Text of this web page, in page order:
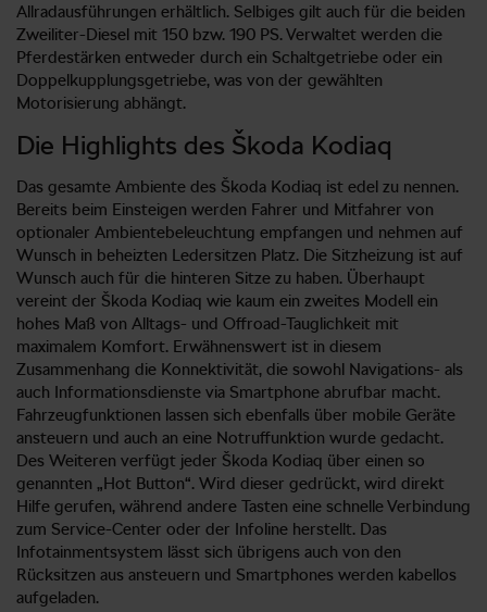
Allradausführungen erhältlich. Selbiges gilt auch für die beiden
Zweiliter-Diesel mit 150 bzw. 190 PS. Verwaltet werden die
Pferdestärken entweder durch ein Schaltgetriebe oder ein
Doppelkupplungsgetriebe, was von der gewählten
Motorisierung abhängt.
Die Highlights des Škoda Kodiaq
Das gesamte Ambiente des Škoda Kodiaq ist edel zu nennen.
Bereits beim Einsteigen werden Fahrer und Mitfahrer von
optionaler Ambientebeleuchtung empfangen und nehmen auf
Wunsch in beheizten Ledersitzen Platz. Die Sitzheizung ist auf
Wunsch auch für die hinteren Sitze zu haben. Überhaupt
vereint der Škoda Kodiaq wie kaum ein zweites Modell ein
hohes Maß von Alltags- und Offroad-Tauglichkeit mit
maximalem Komfort. Erwähnenswert ist in diesem
Zusammenhang die Konnektivität, die sowohl Navigations- als
auch Informationsdienste via Smartphone abrufbar macht.
Fahrzeugfunktionen lassen sich ebenfalls über mobile Geräte
ansteuern und auch an eine Notruffunktion wurde gedacht.
Des Weiteren verfügt jeder Škoda Kodiaq über einen so
genannten „Hot Button“. Wird dieser gedrückt, wird direkt
Hilfe gerufen, während andere Tasten eine schnelle Verbindung
zum Service-Center oder der Infoline herstellt. Das
Infotainmentsystem lässt sich übrigens auch von den
Rücksitzen aus ansteuern und Smartphones werden kabellos
aufgeladen.